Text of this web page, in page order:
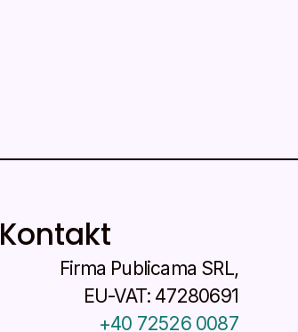
Kontakt
Firma Publicama SRL,
EU-VAT: 47280691
+40 72526 0087